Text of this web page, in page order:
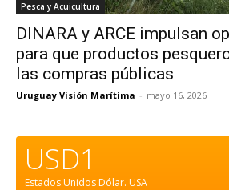
Pesca y Acuicultura
DINARA y ARCE impulsan
para que productos
las compras públicas
Uruguay Visión Marítima - mayo 16, 2026
USD1
Estados Unidos Dólar. USA